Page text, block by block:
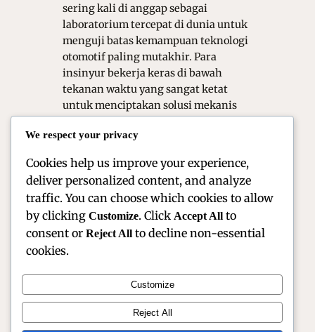
sering kali di anggap sebagai
laboratorium tercepat di dunia untuk
menguji batas kemampuan teknologi
otomotif paling mutakhir. Para
insinyur bekerja keras di bawah
tekanan waktu yang sangat ketat
untuk menciptakan solusi mekanis
ekstrem di lintasan balap tersebut
Official Site of Christian Montanari | Racer &
Motorsport Profile
We respect your privacy
Cookies help us improve your experience,
deliver personalized content, and analyze
traffic. You can choose which cookies to allow
by clicking Customize. Click Accept All to
consent or Reject All to decline non-essential
cookies.
Customize
Reject All